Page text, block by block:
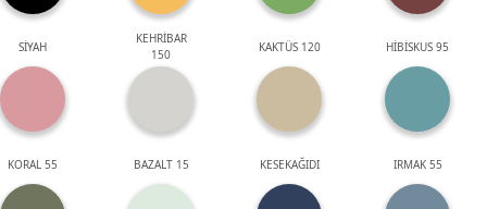
SİYAH
KEHRİBAR
150
KAKTÜS 120 HİBİSKUS 95
KORAL 55 BAZALT 15 KESEKAĞIDI IRMAK 55